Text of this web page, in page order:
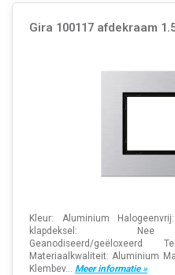
Gira 100117 afdekraam
Kleur: Aluminium
klapdeksel: Nee
Geanodiseerd/geëloxeerd
Materiaalkwaliteit: Aluminium
Klembev... Meer informatie »